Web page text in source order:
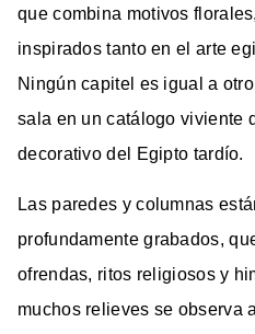
que combina motivos
inspirados tanto en el arte
Ningún capitel es igual a
sala en un catálogo viviente
decorativo del Egipto tardío.
Las paredes y columnas
profundamente grabados,
ofrendas, ritos religiosos y
muchos relieves se observa